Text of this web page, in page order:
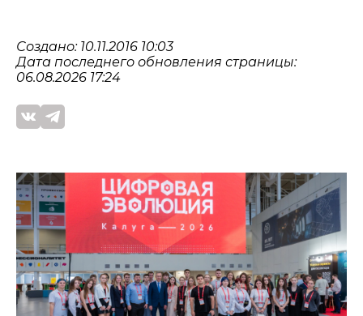
Создано: 10.11.2016 10:03
Дата последнего обновления страницы:
06.08.2026 17:24